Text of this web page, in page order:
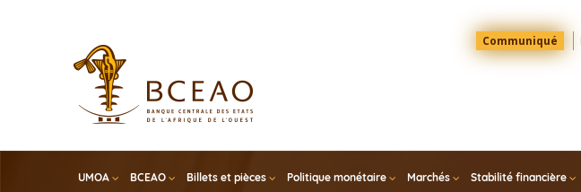
Menu
Top
Communiqué
UMOA BCEAO Billets et pièces Politique monétaire Marchés Stabilité financière